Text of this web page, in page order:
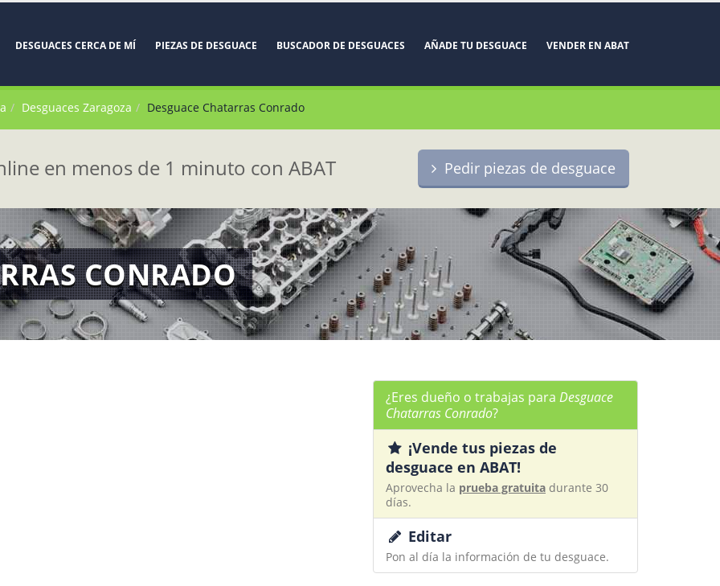
DESGUACES CERCA DE MÍ PIEZAS DE DESGUACE BUSCADOR DE DESGUACES AÑADE TU DESGUACE VENDER EN ABAT
Desguaces Zaragoza Desguace Chatarras Conrado
en menos de 1 minuto con ABAT Pedir piezas de desguace
CONRADO
¿Eres dueño o trabajas para Desguace
Chatarras Conrado?
¡Vende tus piezas de
desguace en ABAT!
Aprovecha la prueba gratuita durante 30
días.
Editar
Pon al día la información de tu desguace.